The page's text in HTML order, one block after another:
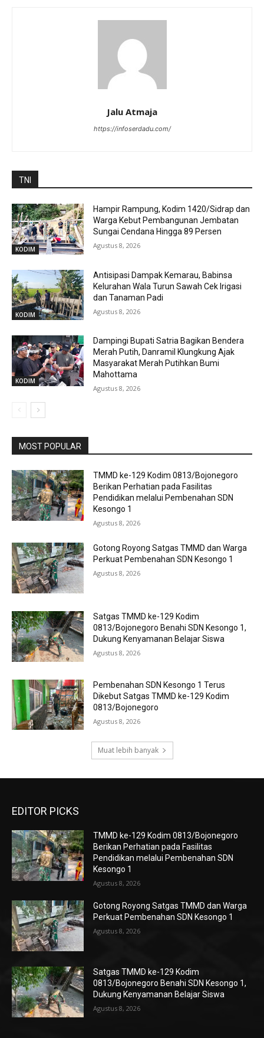
Jalu Atmaja
https://infoserdadu.com/
TNI
KODIM
Hampir Rampung, Kodim 1420/Sidrap dan
Warga Kebut Pembangunan Jembatan
Sungai Cendana Hingga 89 Persen
Agustus 8, 2026
KODIM
Antisipasi Dampak Kemarau, Babinsa
Kelurahan Wala Turun Sawah Cek Irigasi
dan Tanaman Padi
Agustus 8, 2026
KODIM
Dampingi Bupati Satria Bagikan Bendera
Merah Putih, Danramil Klungkung Ajak
Masyarakat Merah Putihkan Bumi
Mahottama
Agustus 8, 2026
MOST POPULAR
TMMD ke-129 Kodim 0813/Bojonegoro
Berikan Perhatian pada Fasilitas
Pendidikan melalui Pembenahan SDN
Kesongo 1
Agustus 8, 2026
Gotong Royong Satgas TMMD dan Warga
Perkuat Pembenahan SDN Kesongo 1
Agustus 8, 2026
Satgas TMMD ke-129 Kodim
0813/Bojonegoro Benahi SDN Kesongo 1,
Dukung Kenyamanan Belajar Siswa
Agustus 8, 2026
Pembenahan SDN Kesongo 1 Terus
Dikebut Satgas TMMD ke-129 Kodim
0813/Bojonegoro
Agustus 8, 2026
Muat lebih banyak
EDITOR PICKS
TMMD ke-129 Kodim 0813/Bojonegoro
Berikan Perhatian pada Fasilitas
Pendidikan melalui Pembenahan SDN
Kesongo 1
Agustus 8, 2026
Gotong Royong Satgas TMMD dan Warga
Perkuat Pembenahan SDN Kesongo 1
Agustus 8, 2026
Satgas TMMD ke-129 Kodim
0813/Bojonegoro Benahi SDN Kesongo 1,
Dukung Kenyamanan Belajar Siswa
Agustus 8, 2026